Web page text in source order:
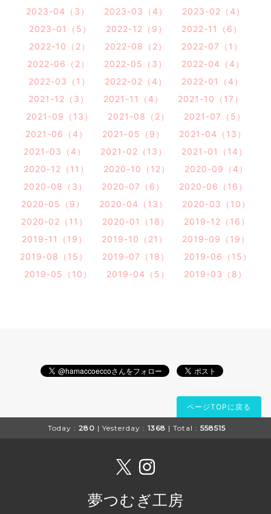
2023-04（3）
2023-03（4）
2023-02（4）
2023-01（5）
2022-12（9）
2022-11（6）
2022-10（2）
2022-08（2）
2022-07（1）
2022-06（2）
2022-05（3）
2022-04（4）
2022-03（1）
2022-02（4）
2022-01（4）
2021-12（3）
2021-11（4）
2021-10（17）
2021-09（13）
2021-08（2）
2021-07（5）
2021-06（4）
2021-05（9）
2021-04（13）
2021-03（4）
2021-02（13）
2021-01（14）
2020-12（11）
2020-10（12）
2020-09（4）
2020-08（3）
2020-07（6）
2020-06（16）
2020-05（9）
2020-04（13）
2020-03（10）
2020-02（11）
2020-01（18）
2019-12（16）
2019-11（19）
2019-10（21）
2019-09（19）
2019-08（15）
2019-07（18）
2019-06（15）
2019-05（10）
2019-04（5） 2019-03（8）
ページTOPに戻る
Today : 280 | Yesterday : 1368 | Total : 558515
夢つむぎ工房